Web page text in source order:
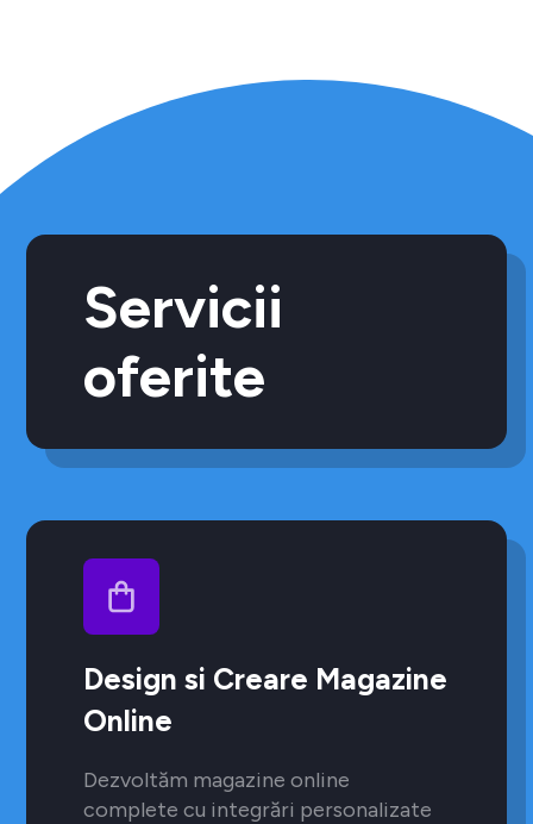
Servicii
oferite
Design si Creare Magazine
Online
Dezvoltăm magazine online
complete cu integrări personalizate